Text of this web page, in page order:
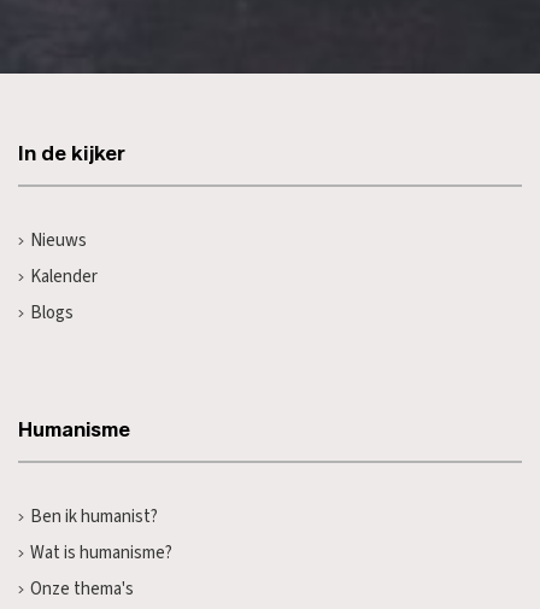
In de kijker
Nieuws
Kalender
Blogs
Humanisme
Ben ik humanist?
Wat is humanisme?
Onze thema's